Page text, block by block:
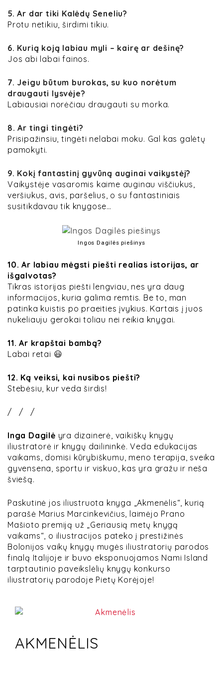
5. Ar dar tiki Kalėdų Seneliu?
Protu netikiu, širdimi tikiu.
6. Kurią koją labiau myli – kairę ar dešinę?
Jos abi labai fainos.
7. Jeigu būtum burokas, su kuo norėtum
draugauti lysvėje?
Labiausiai norėčiau draugauti su morka.
8. Ar tingi tingėti?
Prisipažinsiu, tingėti nelabai moku. Gal kas galėtų
pamokyti.
9. Kokį fantastinį gyvūną auginai vaikystėj?
Vaikystėje vasaromis kaime auginau viščiukus,
veršiukus, avis, paršelius, o su fantastiniais
susitikdavau tik knygose…
Ingos Dagilės piešinys
10. Ar labiau mėgsti piešti realias istorijas, ar
išgalvotas?
Tikras istorijas piešti lengviau, nes yra daug
informacijos, kuria galima remtis. Be to, man
patinka kuistis po praeities įvykius. Kartais į juos
nukeliauju gerokai toliau nei reikia knygai.
11. Ar krapštai bambą?
Labai retai 😃
12. Ką veiksi, kai nusibos piešti?
Stebėsiu, kur veda širdis!
/ / /
Inga Dagilė yra dizainerė, vaikiškų knygų
iliustratorė ir knygų dailininkė. Veda edukacijas
vaikams, domisi kūrybiškumu, meno terapija, sveika
gyvensena, sportu ir viskuo, kas yra gražu ir neša
šviešą.
Paskutinė jos iliustruota knyga „Akmenėlis“, kurią
parašė Marius Marcinkevičius, laimėjo Prano
Mašioto premiją už „Geriausią metų knygą
vaikams“, o iliustracijos pateko į prestižinės
Bolonijos vaikų knygų mugės iliustratorių parodos
finalą Italijoje ir buvo eksponuojamos Nami Island
tarptautinio paveikslėlių knygų konkurso
iliustratorių parodoje Pietų Korėjoje!
AKMENĖLIS